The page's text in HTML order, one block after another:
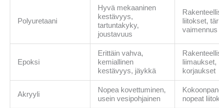
Polyuretaani
Hyvä mekaaninen
kestävyys,
tartuntakyky,
joustavuus
liitokset,
vaimennus
Epoksi
Erittäin vahva,
kemiallinen
kestävyys, jäykkä
liimaukset,
korjaukset
Akryyli
Nopea kovettuminen,
usein vesipohjainen
nopeat